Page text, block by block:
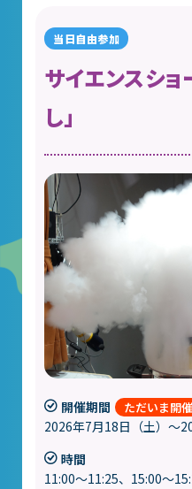
サイエンスショ
し」
開催期間
2026年7月18日（土）～
時間
11:00～11:25、15:00～